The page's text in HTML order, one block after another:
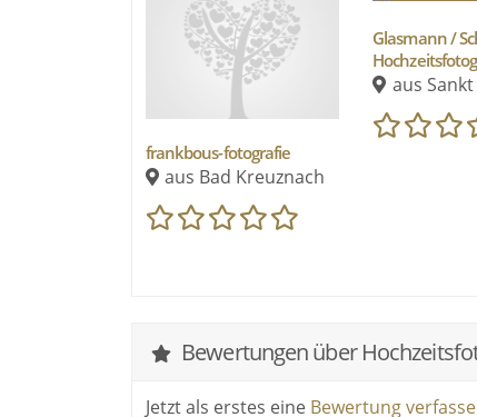
frankbous-fotografie
aus Bad Kreuznach
Glasmann /
aus
Bewertungen über
Jetzt als erstes eine Bewertung